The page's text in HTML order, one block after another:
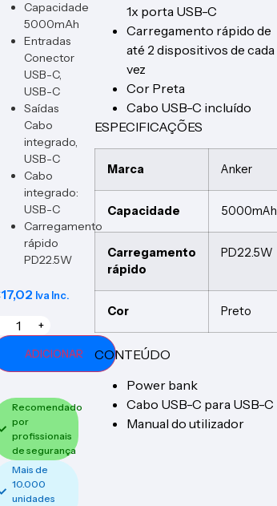
Capacidade
5000mAh
Entradas
Conector
USB-C,
USB-C
Saídas
Cabo
integrado,
USB-C
Cabo
integrado:
USB-C
Carregamento
rápido
PD22.5W
17,02 Iva Inc.
+
ADICIONAR
Recomendado
por
profissionais
de segurança
Mais de
10.000
unidades
1x porta USB-C
Carregamento rápido de
até 2 dispositivos de cada
vez
Cor Preta
Cabo USB-C incluído
ESPECIFICAÇÕES
Marca Anker
Capacidade 5000mAh
Carregamento
rápido
PD22.5W
Cor Preto
CONTEÚDO
Power bank
Cabo USB-C para USB-C
Manual do utilizador